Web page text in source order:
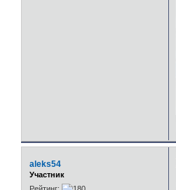
aleks54
Участник